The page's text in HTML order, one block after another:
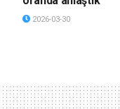
2026-03-30